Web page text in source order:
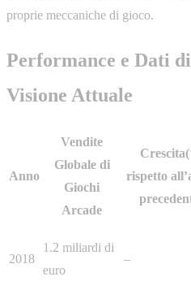
proprie meccaniche di gioco.
Performance e Dati
Visione Attuale
Anno
Vendite
Globale di
Giochi
Arcade
rispetto
2018
1.2 miliardi di
euro
–